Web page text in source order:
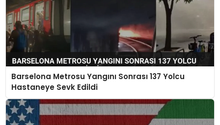
Barselona Metrosu Yangını Sonrası 137 Yolcu
Hastaneye Sevk Edildi